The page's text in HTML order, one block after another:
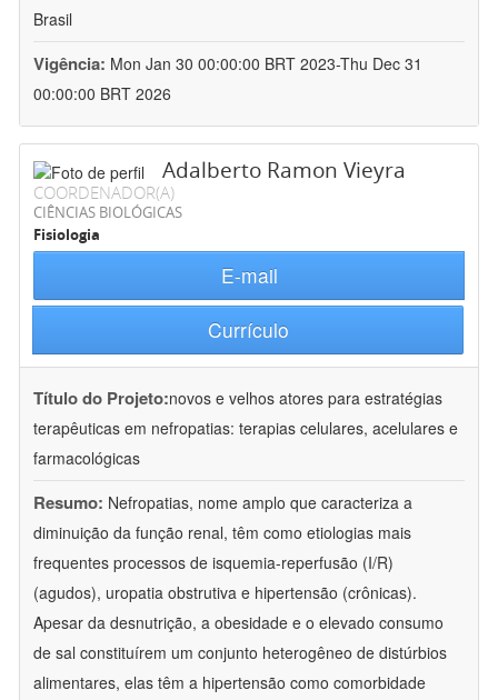
Brasil
Vigência: Mon Jan 30 00:00:00 BRT 2023-Thu Dec 31
00:00:00 BRT 2026
Adalberto Ramon Vieyra
COORDENADOR(A)
CIÊNCIAS BIOLÓGICAS
Fisiologia
E-mail
Currículo
Título do Projeto:novos e velhos atores para estratégias
terapêuticas em nefropatias: terapias celulares, acelulares e
farmacológicas
Resumo: Nefropatias, nome amplo que caracteriza a
diminuição da função renal, têm como etiologias mais
frequentes processos de isquemia-reperfusão (I/R)
(agudos), uropatia obstrutiva e hipertensão (crônicas).
Apesar da desnutrição, a obesidade e o elevado consumo
de sal constituírem um conjunto heterogêneo de distúrbios
alimentares, elas têm a hipertensão como comorbidade